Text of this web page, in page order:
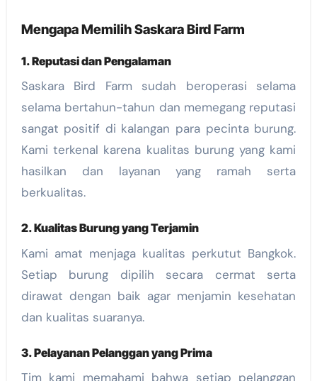
Mengapa Memilih Saskara Bird Farm
1. Reputasi dan Pengalaman
Saskara Bird Farm sudah beroperasi selama
selama bertahun-tahun dan memegang reputasi
sangat positif di kalangan para pecinta burung.
Kami terkenal karena kualitas burung yang kami
hasilkan dan layanan yang ramah serta
berkualitas.
2. Kualitas Burung yang Terjamin
Kami amat menjaga kualitas perkutut Bangkok.
Setiap burung dipilih secara cermat serta
dirawat dengan baik agar menjamin kesehatan
dan kualitas suaranya.
3. Pelayanan Pelanggan yang Prima
Tim kami memahami bahwa setiap pelanggan